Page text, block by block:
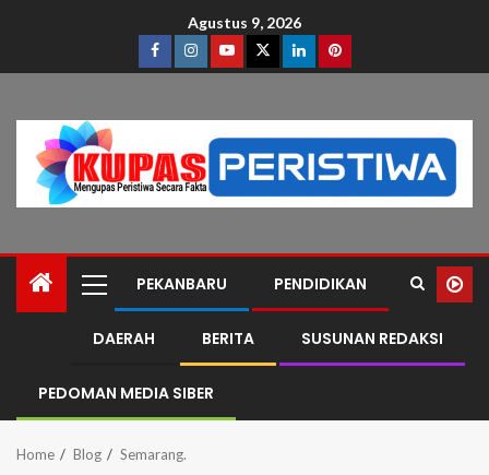
Agustus 9, 2026
PEKANBARU PENDIDIKAN
DAERAH BERITA SUSUNAN REDAKSI
PEDOMAN MEDIA SIBER
Home Blog Semarang.